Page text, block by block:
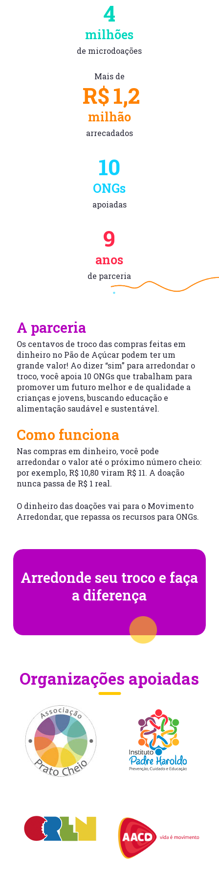
4
milhões
de microdoações
Mais de
R$1,2
milhão
arrecadados
10
ONGs
apoiadas
9
anos
de parceria
A parceria
Os centavos de troco das compras feitas em
dinheiro no Pão de Açúcar podem ter um
grande valor! Ao dizer “sim” para arredondar o
troco, você apoia 10 ONGs que trabalham para
promover um futuro melhor e de qualidade a
crianças e jovens, buscando educação e
alimentação saudável e sustentável.
Como funciona
Nas compras em dinheiro, você pode
arredondar o valor até o próximo número cheio:
por exemplo, R$ 10,80 viram R$ 11. A doação
nunca passa de R$ 1 real.
O dinheiro das doações vai para o Movimento
Arredondar, que repassa os recursos para ONGs.
Arredonde seu troco e faça
a diferença
Organizações apoiadas